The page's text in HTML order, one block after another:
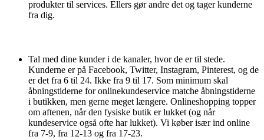
produkter til services. Ellers gør andre det og tager kunderne
fra dig.
Tal med dine kunder i de kanaler, hvor de er til stede.
Kunderne er på Facebook, Twitter, Instagram, Pinterest, og de
er det fra 6 til 24. Ikke fra 9 til 17. Som minimum skal
åbningstiderne for onlinekundeservice matche åbningstiderne
i butikken, men gerne meget længere. Onlineshopping topper
om aftenen, når den fysiske butik er lukket (og når
kundeservice også ofte har lukket). Vi køber især ind online
fra 7-9, fra 12-13 og fra 17-23.